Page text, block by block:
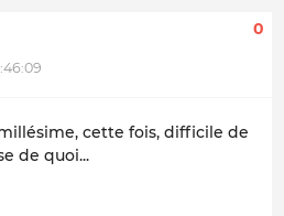
0
cette fois, difficile de
de quoi...